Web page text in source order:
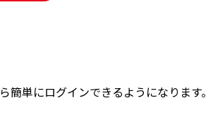
単にログインできるようになります。